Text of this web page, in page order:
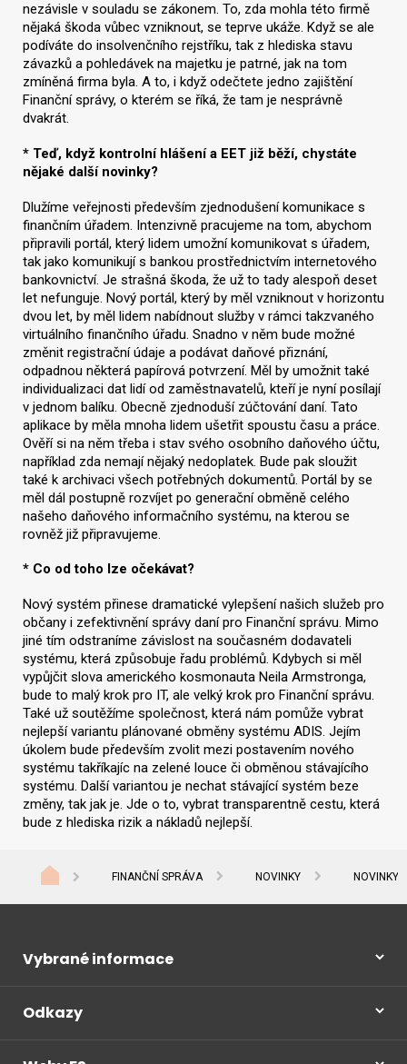
nezávisle v souladu se zákonem. To, zda mohla této firmě
nějaká škoda vůbec vzniknout, se teprve ukáže. Když se ale
podíváte do insolvenčního rejstříku, tak z hlediska stavu
závazků a pohledávek na majetku je patrné, jak na tom
zmíněná firma byla. A to, i když odečtete jedno zajištění
Finanční správy, o kterém se říká, že tam je nesprávně
dvakrát.
* Teď, když kontrolní hlášení a EET již běží, chystáte
nějaké další novinky?
Dlužíme veřejnosti především zjednodušení komunikace s
finančním úřadem. Intenzivně pracujeme na tom, abychom
připravili portál, který lidem umožní komunikovat s úřadem,
tak jako komunikují s bankou prostřednictvím internetového
bankovnictví. Je strašná škoda, že už to tady alespoň deset
let nefunguje. Nový portál, který by měl vzniknout v horizontu
dvou let, by měl lidem nabídnout služby v rámci takzvaného
virtuálního finančního úřadu. Snadno v něm bude možné
změnit registrační údaje a podávat daňové přiznání,
odpadnou některá papírová potvrzení. Měl by umožnit také
individualizaci dat lidí od zaměstnavatelů, kteří je nyní posílají
v jednom balíku. Obecně zjednoduší zúčtování daní. Tato
aplikace by měla mnoha lidem ušetřit spoustu času a práce.
Ověří si na něm třeba i stav svého osobního daňového účtu,
například zda nemají nějaký nedoplatek. Bude pak sloužit
také k archivaci všech potřebných dokumentů. Portál by se
měl dál postupně rozvíjet po generační obměně celého
našeho daňového informačního systému, na kterou se
rovněž již připravujeme.
* Co od toho lze očekávat?
Nový systém přinese dramatické vylepšení našich služeb pro
občany i zefektivnění správy daní pro Finanční správu. Mimo
jiné tím odstraníme závislost na současném dodavateli
systému, která způsobuje řadu problémů. Kdybych si měl
vypůjčit slova amerického kosmonauta Neila Armstronga,
bude to malý krok pro IT, ale velký krok pro Finanční správu.
Také už soutěžíme společnost, která nám pomůže vybrat
nejlepší variantu plánované obměny systému ADIS. Jejím
úkolem bude především zvolit mezi postavením nového
systému takříkajíc na zelené louce či obměnou stávajícího
systému. Další variantou je nechat stávající systém beze
změny, tak jak je. Jde o to, vybrat transparentně cestu, která
bude z hlediska rizik a nákladů nejlepší.
FINANČNÍ SPRÁVA NOVINKY NOVINKY
Vybrané informace
Odkazy